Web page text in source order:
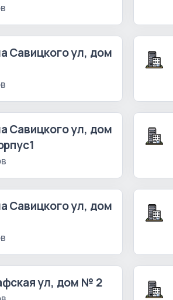
Савицкого ул, дом
Савицкого ул, дом
Савицкого ул, дом
ул, дом № 2